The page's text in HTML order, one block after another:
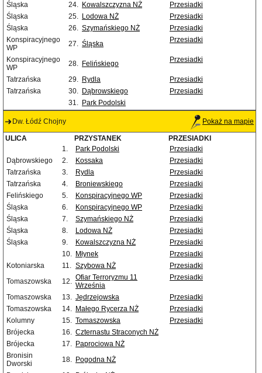
Śląska
24. Kowalszczyzna NŻ
Przesiadki
Śląska
25. Lodowa NŻ
Przesiadki
Śląska
26. Szymańskiego NŻ
Przesiadki
Konspiracyjnego
WP
27. Śląska Przesiadki
Konspiracyjnego
WP
28. Felińskiego Przesiadki
Tatrzańska 29. Rydla
Przesiadki
Tatrzańska
30. Dąbrowskiego
Przesiadki
31. Park Podolski
Dw. Łódź Chojny Pokaż na mapie
ULICA PRZYSTANEK
PRZESIADKI
1.
Park Podolski
Przesiadki
Dąbrowskiego
2. Kossaka
Przesiadki
Tatrzańska
3. Rydla
Przesiadki
Tatrzańska
4. Broniewskiego
Przesiadki
Felińskiego
5. Konspiracyjnego WP
Przesiadki
Śląska
6. Konspiracyjnego WP
Przesiadki
Śląska
7. Szymańskiego NŻ
Przesiadki
Śląska
8. Lodowa NŻ
Przesiadki
Śląska
9. Kowalszczyzna NŻ
Przesiadki
10. Młynek
Przesiadki
Kotoniarska
11. Szybowa NŻ
Przesiadki
Tomaszowska
12. Ofiar Terroryzmu 11
Września
Przesiadki
Tomaszowska 13. Jędrzejowska
Przesiadki
Tomaszowska
14. Małego Rycerza NŻ
Przesiadki
Kolumny
15. Tomaszowska
Przesiadki
Brójecka
16. Czternastu Straconych NŻ
Brójecka
17. Paprociowa NŻ
Bronisin
Dworski
18. Pogodna NŻ